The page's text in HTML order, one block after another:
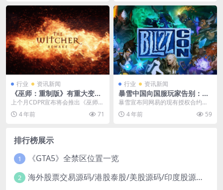
行业 资讯新闻
《巫师：重制版》有重大变化
将为完全开放世界游戏
上个月CDPR宣布将会推出《巫师》
系列首款作品的重制版，《巫师：
重制版》使用虚幻...
4 年前 71
行业 资讯新闻
暴雪中国向国服玩家告别：感
谢近20年的热爱与支持
暴雪宣布同网易的现有授权合约将
于2023年1月23日到期，届时暴雪
游戏将停止大部...
4 年前 59
排行榜展示
1 《GTA5》全禁区位置一览
2 海外股票交易源码/港股泰股/美股源码/印度股源码/马拉西亚股票源码/国际股票配资